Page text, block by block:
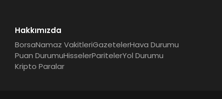
Hakkımızda
BorsaNamaz VakitleriGazetelerHava Durumu
Puan DurumuHisselerParitelerYol Durumu
Kripto Paralar